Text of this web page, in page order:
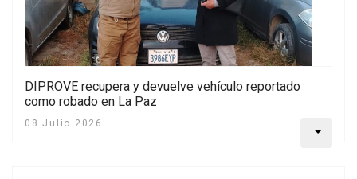
DIPROVE recupera y devuelve vehículo reportado
como robado en La Paz
08 Julio 2026